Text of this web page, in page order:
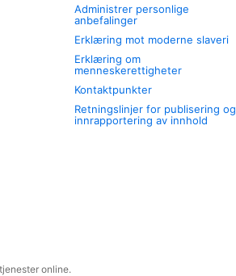
Administrer personlige
anbefalinger
Erklæring mot moderne slaveri
Erklæring om
menneskerettigheter
Kontaktpunkter
Retningslinjer for publisering og
innrapportering av innhold
online.